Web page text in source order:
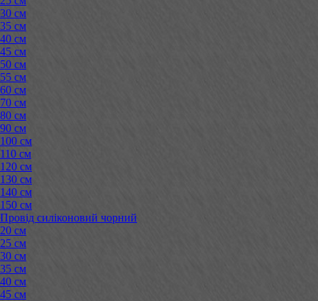
30 см
35 см
40 см
45 см
50 см
55 см
60 см
70 см
80 см
90 см
100 см
110 см
120 см
130 см
140 см
150 см
Провід силіконовий чорний
20 см
25 см
30 см
35 см
40 см
45 см